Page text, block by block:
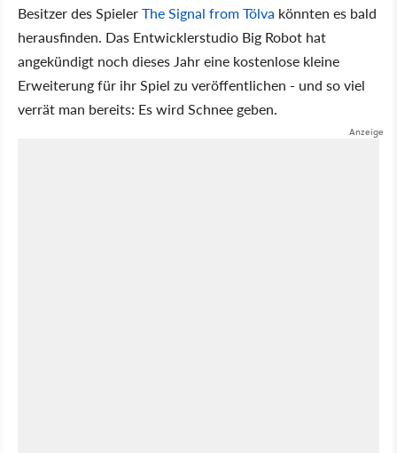
Besitzer des SpielerThe Signal from Tölva könnten es bald
herausfinden. Das Entwicklerstudio Big Robot hat
angekündigt noch dieses Jahr eine kostenlose kleine
Erweiterung für ihr Spiel zu veröffentlichen - und so viel
verrät man bereits: Es wird Schnee geben.